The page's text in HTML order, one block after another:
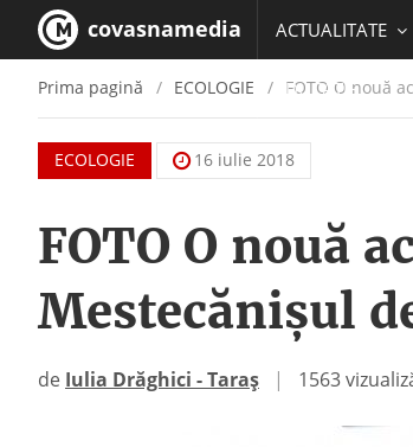
covasnamedia ACTUALITATE
EDUCATIE
Prima pagină ECOLOGIE FOTO O nouă
ECOLOGIE 16 iulie 2018
FOTO O nouă
Mestecănișul
de Iulia Drăghici - Taraș | 1563